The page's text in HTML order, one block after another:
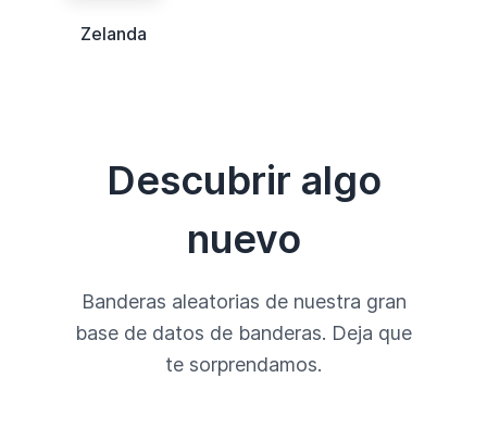
Zelanda
Descubrir algo
nuevo
Banderas aleatorias de nuestra gran
base de datos de banderas. Deja que
te sorprendamos.